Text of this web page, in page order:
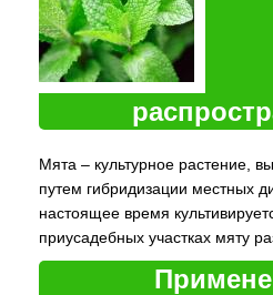
Мята – культурное растение,
путем гибридизации местных
настоящее время
приусадебных участках мяту